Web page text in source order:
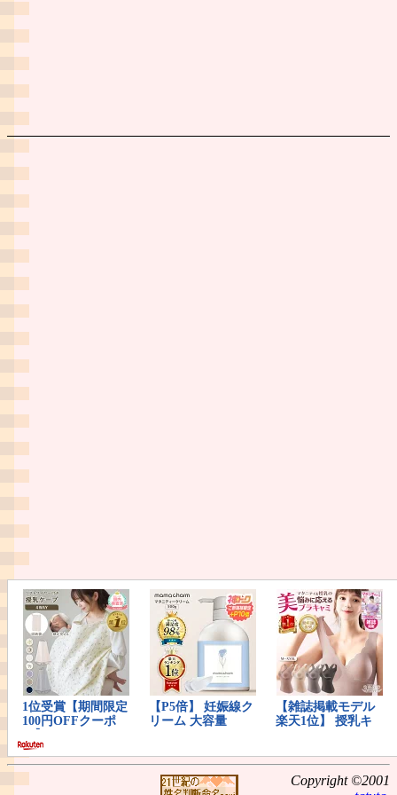
Copyright ©2001